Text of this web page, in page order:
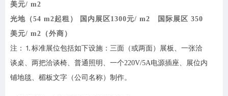
美元/ m2
光地（54 m2起租） 国内展区1300元/ m2 国际展区 350
美元/ m2（外商）
注： ⒈标准展位包括如下设施：三面（或两面）展板、一张洽
谈桌、两把洽谈椅、普通照明、一个220V/5A电源插座、展位内
铺地毯、楣板文字（公司名称）制作。